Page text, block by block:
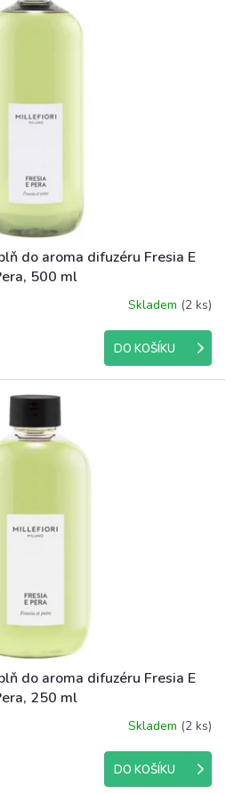
do aroma difuzéru Fresia E
500 ml
Skladem (2 ks)
DO KOŠÍKU
do aroma difuzéru Fresia E
250 ml
Skladem (2 ks)
DO KOŠÍKU